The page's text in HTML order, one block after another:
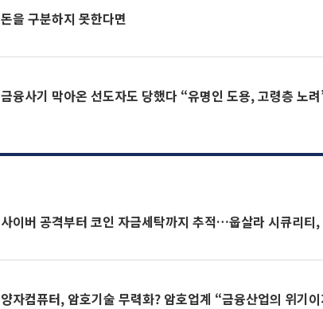
돈을 구분하지 못한다면
금융사기 막아온 선도자도 당했다 “유명인 도용, 고령층 노
사이버 공격부터 코인 자금세탁까지 추적…웁살라 시큐리티
양자컴퓨터, 암호기술 무력화? 암호업계 “금융산업의 위기